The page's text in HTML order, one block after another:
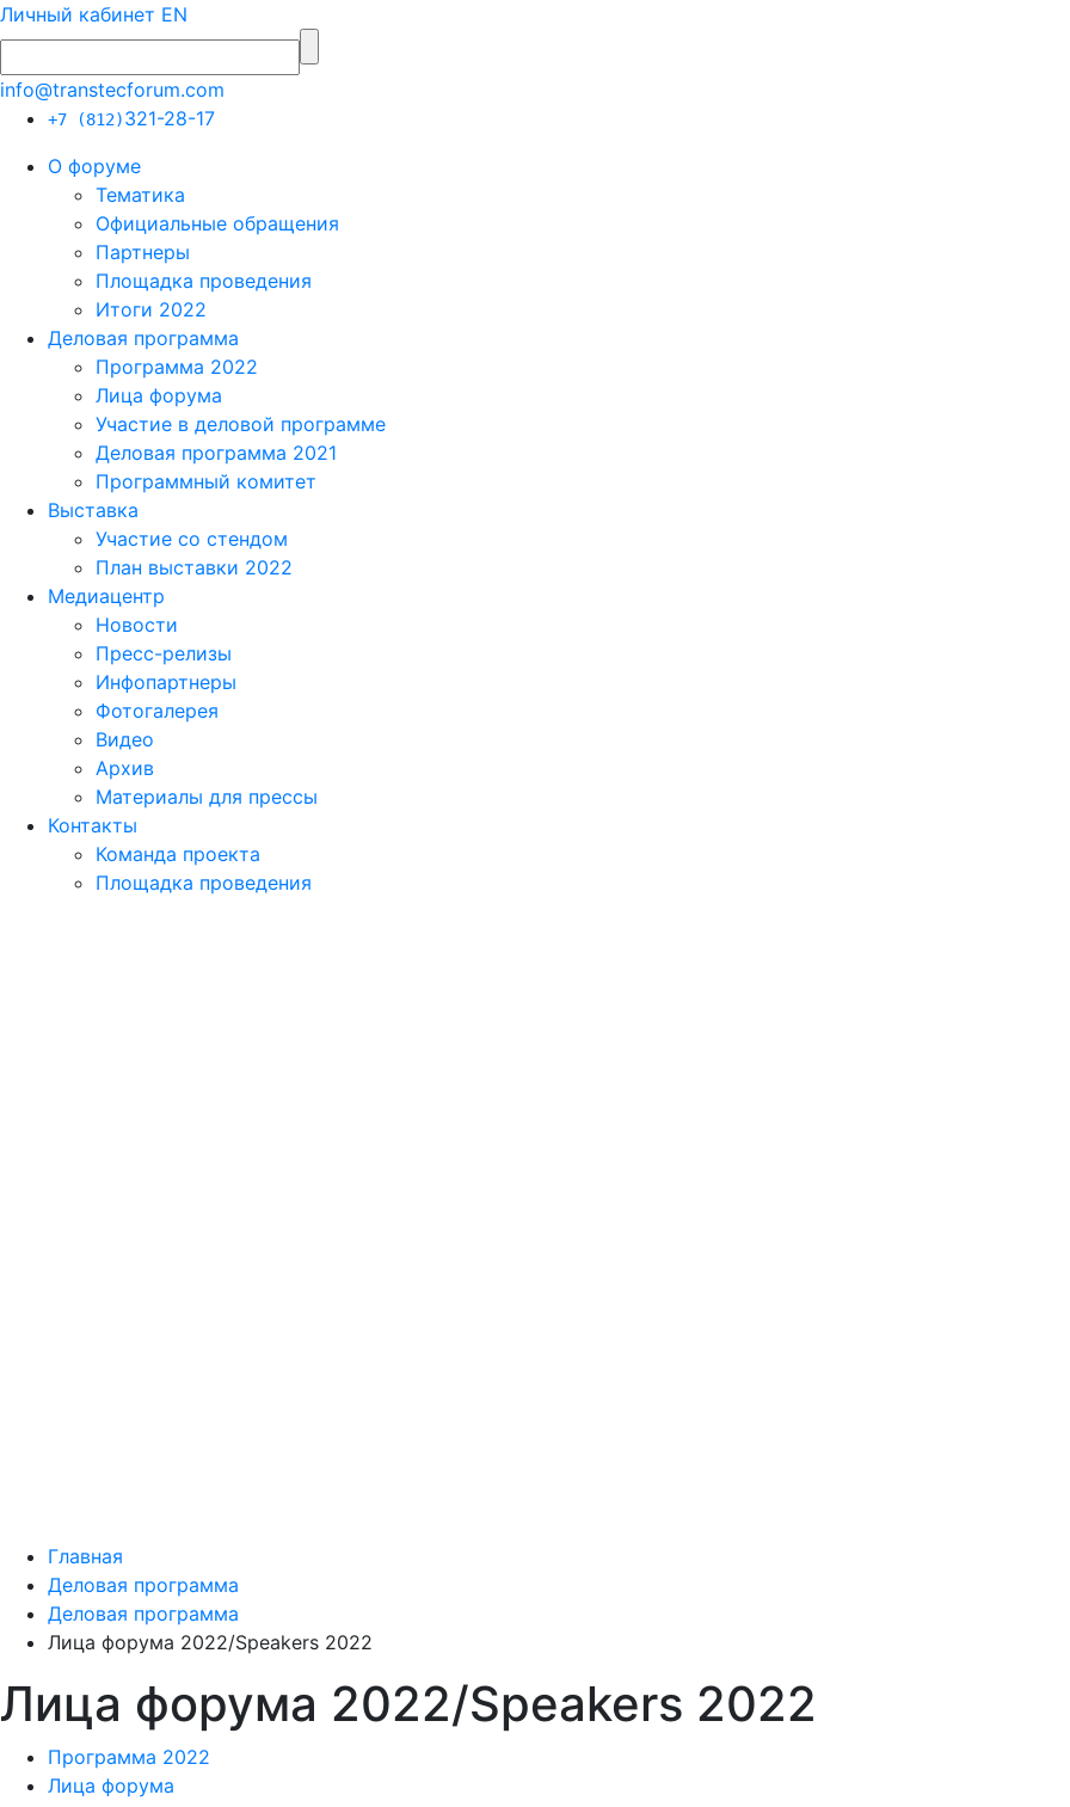
Личный кабинет EN
info@transtecforum.com
+7 (812)321-28-17
О форуме
Тематика
Официальные обращения
Партнеры
Площадка проведения
Итоги 2022
Деловая программа
Программа 2022
Лица форума
Участие в деловой программе
Деловая программа 2021
Программный комитет
Выставка
Участие со стендом
План выставки 2022
Медиацентр
Новости
Пресс-релизы
Инфопартнеры
Фотогалерея
Видео
Архив
Материалы для прессы
Контакты
Команда проекта
Площадка проведения
Главная
Деловая программа
Деловая программа
Лица форума 2022/Speakers 2022
Лица форума 2022/Speakers 2022
Программа 2022
Лица форума